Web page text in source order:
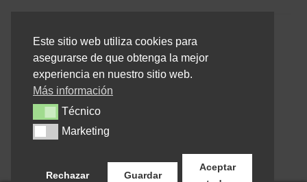
Inicio
Cómo comprar online
Devoluciones y reembolsos
Cancelar pedido
Contacto
Este sitio web utiliza cookies para
asegurarse de que obtenga la mejor
experiencia en nuestro sitio web.
Más información
TécnicoTécnico
MarketingMarketing
Rechazar Guardar
Aceptar